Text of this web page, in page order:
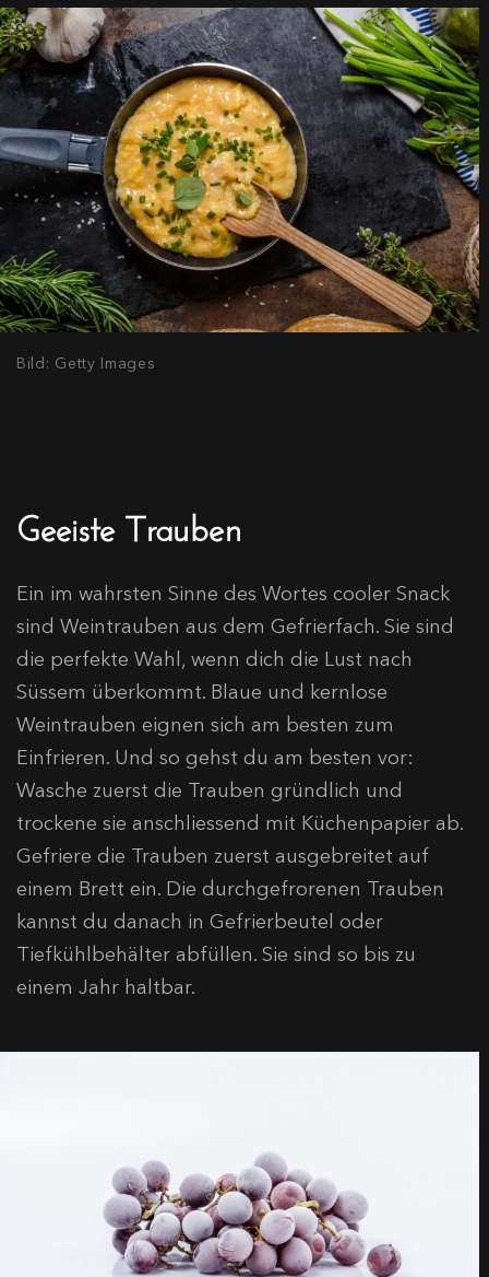
Bild: Getty Images
Geeiste Trauben
Ein im wahrsten Sinne des Wortes cooler Snack
sind Weintrauben aus dem Gefrierfach. Sie sind
die perfekte Wahl, wenn dich die Lust nach
Süssem überkommt. Blaue und kernlose
Weintrauben eignen sich am besten zum
Einfrieren. Und so gehst du am besten vor:
Wasche zuerst die Trauben gründlich und
trockene sie anschliessend mit Küchenpapier ab.
Gefriere die Trauben zuerst ausgebreitet auf
einem Brett ein. Die durchgefrorenen Trauben
kannst du danach in Gefrierbeutel oder
Tiefkühlbehälter abfüllen. Sie sind so bis zu
einem Jahr haltbar.